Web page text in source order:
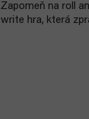
Zapomeň na roll
write hra, která